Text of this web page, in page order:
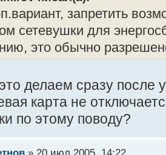
запретить
сетевушки для
это обычно
делаем сразу после
карта не
по этому поводу?